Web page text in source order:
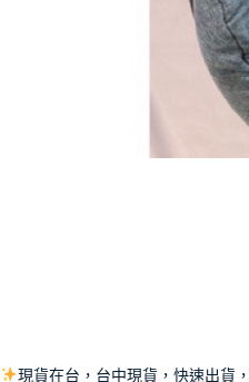
現貨在台，台中現貨，快速出貨